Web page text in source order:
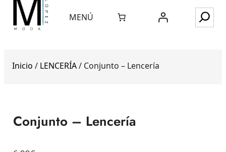
MENÚ
Inicio / LENCERÍA/ Conjunto – Lencería
Conjunto – Lencería